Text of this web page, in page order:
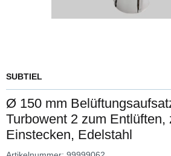
SUBTIEL
Ø 150 mm
Turbowent 2 zum Entlüften,
Einstecken, Edelstahl